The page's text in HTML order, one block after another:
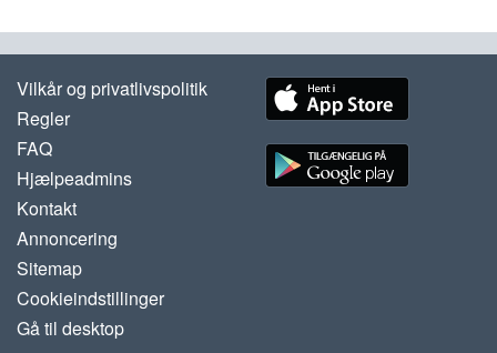
Vilkår og privatlivspolitik
Regler
FAQ
Hjælpeadmins
Kontakt
Annoncering
Sitemap
Cookieindstillinger
Gå til desktop